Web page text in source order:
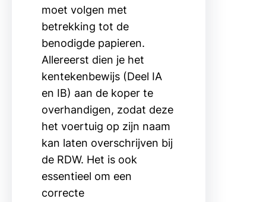
moet volgen met
betrekking tot de
benodigde papieren.
Allereerst dien je het
kentekenbewijs (Deel IA
en IB) aan de koper te
overhandigen, zodat deze
het voertuig op zijn naam
kan laten overschrijven bij
de RDW. Het is ook
essentieel om een
correcte